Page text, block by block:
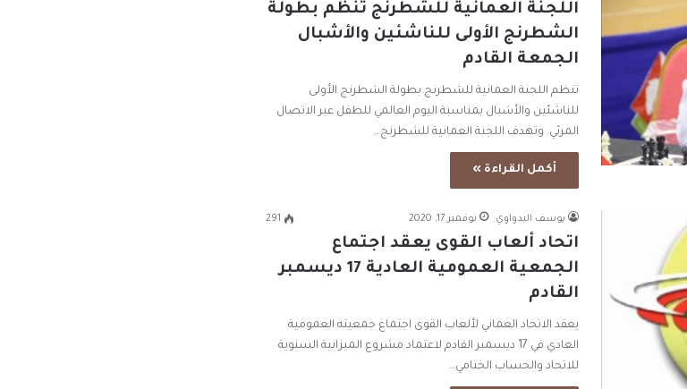
اللجنة العمانية للشطرنج تنظم بطولة
الشطرنج الأولى للناشئين والأشبال
الجمعة القادم
تنظم اللجنة العمانية للشطرنج بطولة الشطرنج الأولى
للناشئين والأشبال بمناسبة اليوم العالمي للطفل عبر الاتصال
المرئي. وتهدف اللجنة العمانية للشطرنج…
أكمل القراءة »
يوسف البدواوي نوفمبر 17, 2020 291
اتحاد ألعاب القوى يعقد اجتماع
الجمعية العمومية العادية 17 ديسمبر
القادم
يعقد الاتحاد العماني لألعاب القوى اجتماع جمعيته العمومية
العادي في 17 ديسمبر القادم لاعتماد مشروع الميزانية السنوية
للاتحاد والحساب الختامي…